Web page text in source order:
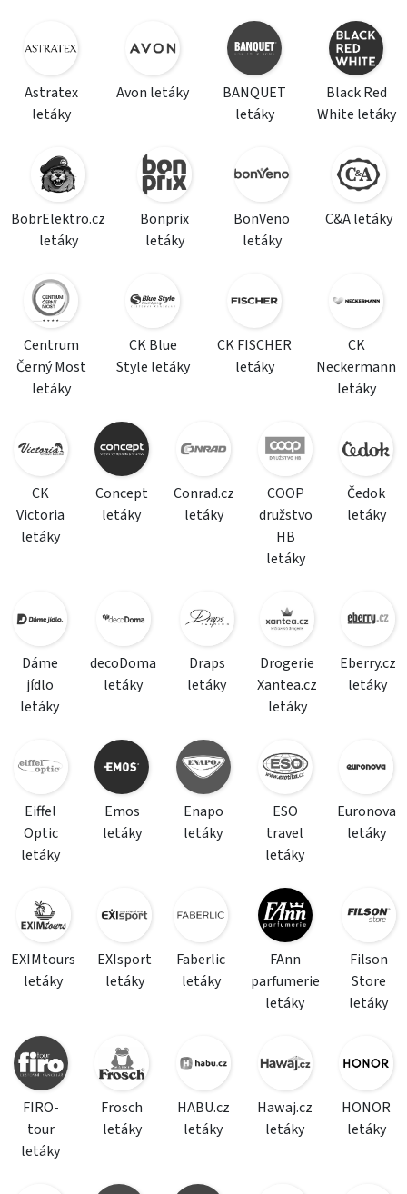
Astratex
letáky
Avon letáky
BANQUET
letáky
Black Red
White letáky
BobrElektro.cz
letáky
Bonprix
letáky
BonVeno
letáky
C&A letáky
Centrum
Černý Most
letáky
CK Blue
Style letáky
CK FISCHER
letáky
CK
Neckermann
letáky
CK
Victoria
letáky
Concept
letáky
Conrad.cz
letáky
COOP
družstvo
HB
letáky
Čedok
letáky
Dáme
jídlo
letáky
decoDoma
letáky
Draps
letáky
Drogerie
Xantea.cz
letáky
Eberry.cz
letáky
Eiffel
Optic
letáky
Emos
letáky
Enapo
letáky
ESO
travel
letáky
Euronova
letáky
EXIMtours
letáky
EXIsport
letáky
Faberlic
letáky
FAnn
parfumerie
letáky
Filson
Store
letáky
FIRO-
tour
letáky
Frosch
letáky
HABU.cz
letáky
Hawaj.cz
letáky
HONOR
letáky